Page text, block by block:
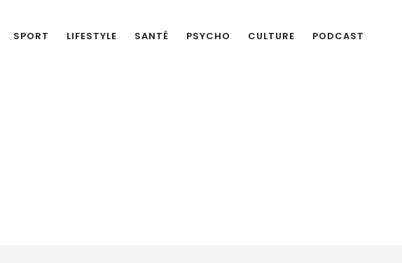
SPORT LIFESTYLE SANTÉ PSYCHO CULTURE PODCAST